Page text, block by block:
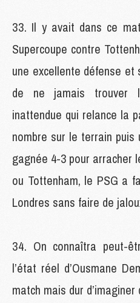
Il y avait dans ce
Supercoupe contre
une excellente défense et
de ne jamais trouver
inattendue qui relance la
nombre sur le terrain
gagnée 4-3 pour arracher
ou Tottenham, le PSG a
Londres sans faire de
On connaîtra peut-
l’état réel d’Ousmane
match mais dur